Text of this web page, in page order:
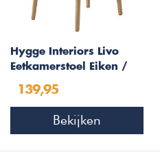
Hygge Interiors Livo
Eetkamerstoel Eiken /
139,95
Bekijken